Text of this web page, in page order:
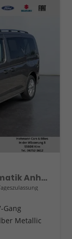
Titanium 1,5 7 Sitzer Klimaautomatik Anhängerkupplung Sitzheizung Einparkhilfe Kamera 17 Zoll Leichtmetall ACC
Gang
Metallic